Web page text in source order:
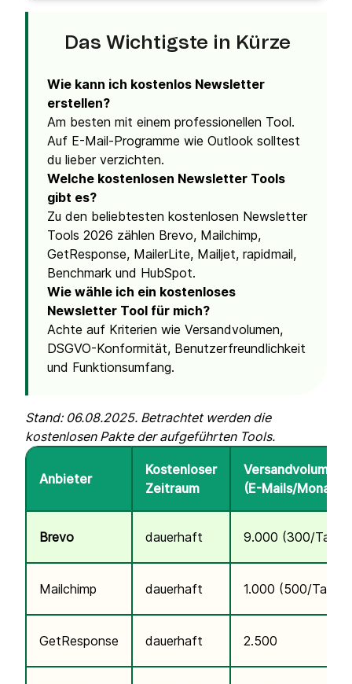
Das Wichtigste in Kürze
Wie kann ich kostenlos Newsletter
erstellen?
Am besten mit einem professionellen Tool.
Auf E-Mail-Programme wie Outlook solltest
du lieber verzichten.
Welche kostenlosen Newsletter Tools
gibt es?
Zu den beliebtesten kostenlosen Newsletter
Tools 2026 zählen Brevo, Mailchimp,
GetResponse, MailerLite, Mailjet, rapidmail,
Benchmark und HubSpot.
Wie wähle ich ein kostenloses
Newsletter Tool für mich?
Achte auf Kriterien wie Versandvolumen,
DSGVO-Konformität, Benutzerfreundlichkeit
und Funktionsumfang.
Stand: 06.08.2025. Betrachtet werden die
kostenlosen Pakte der aufgeführten Tools.
Anbieter
Kostenloser
Zeitraum
Versandvolumen
(E-Mails/Monat)
Brevo dauerhaft 9.000 (300/Tag)
Mailchimp dauerhaft 1.000 (500/Tag)
GetResponse dauerhaft 2.500